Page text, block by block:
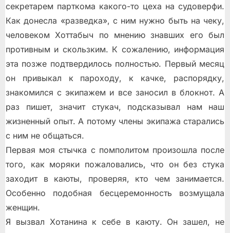
секретарем парткома какого-то цеха на судоверфи.
Как донесла «разведка», с ним нужно быть на чеку,
человеком Хоттабыч по мнению знавших его был
противным и скользким. К сожалению, информация
эта позже подтвердилось полностью. Первый месяц
он привыкал к пароходу, к качке, распорядку,
знакомился с экипажем и все заносил в блокнот. А
раз пишет, значит стукач, подсказывал нам наш
жизненный опыт. А потому члены экипажа старались
с ним не общаться.
Первая моя стычка с помполитом произошла после
того, как моряки пожаловались, что он без стука
заходит в каюты, проверяя, кто чем занимается.
Особенно подобная бесцеремонность возмущала
женщин.
Я вызвал Хотанина к себе в каюту. Он зашел, не